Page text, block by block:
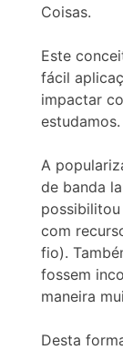
Coisas.
Este
fácil
impactar
estudamos.
A
de banda
com
fio).
fossem
maneira
Desta